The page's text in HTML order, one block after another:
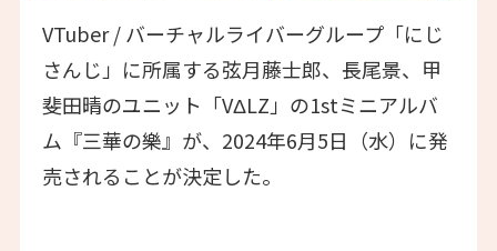
VTuber / バーチャルライバーグループ「にじ
さんじ」に所属する弦月藤士郎、長尾景、甲
斐田晴のユニット「VΔLZ」の1stミニアルバ
ム『三華の樂』が、2024年6月5日（水）に発
売されることが決定した。